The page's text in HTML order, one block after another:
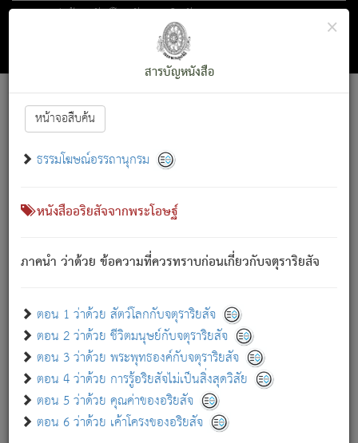
ตอน 1 ว่าด้วย สัตว์โลกกับจตุราริยสัจ
สารบัญ×
สารบัญหนังสือ
หน้าจอสืบค้น
ธรรมโฆษณ์อรรถานุกรม
หนังสืออริยสัจจากพระโอษฐ์
ภาคนำ ว่าด้วย ข้อความที่ควรทราบก่อนเกี่ยวกับจตุราริยสัจ
ตอน 1 ว่าด้วย สัตว์โลกกับจตุราริยสัจ
ตอน 2 ว่าด้วย ชีวิตมนุษย์กับจตุราริยสัจ
ตอน 3 ว่าด้วย พระพุทธองค์กับจตุราริยสัจ
ตอน 4 ว่าด้วย การรู้อริยสัจไม่เป็นสิ่งสุดวิสัย
ตอน 5 ว่าด้วย คุณค่าของอริยสัจ
ตอน 6 ว่าด้วย เค้าโครงของอริยสัจ
Font :15 ]||
สัตว์โลกนี้ เกิดความเดือดร้อนแล้ว มีผัสสะบังหน้า
เขาสำคัญสิ่งใด โดยความเป็นประการใด แต่สิ่งนั้นย่อมเป็น
(ตามที่เป็นจริง) โดยประการอื่นจากที่เขาสำคัญนั้น
สัตว์โลกติดข้องอยู่ในภพ ถูกภพบังหน้าแล้ว มีภพโดยความ
เป็นอย่างอื่น (จากที่มันเป็นอยู่จริง) จึงได้เพลิดเพลินยิ่งนักในภพ
เขาเพลิดเพลินยิ่งนักในสิ่งใด สิ่งนั้นเป็นภัย (ที่เขาไม่รู้จัก)
เขากลัวต่อสิ่งใดสิ่งนั้นเป็นทุกข์
พรหมจรรย์นี้ อันบุคคลย่อมประพฤติ ก็เพื่อการละขาดซึ่ง
ภพ.
สมณะหรือพราหมณ์เหล่าใด กล่าวความหลุดพ้นจากภพว่า
มีได้เพราะภพ เรากล่าวว่า สมณะหรือพราหมณ์ทั้งปวงนั้น
มิใช่ผู้หลดพ้นจากภพ.